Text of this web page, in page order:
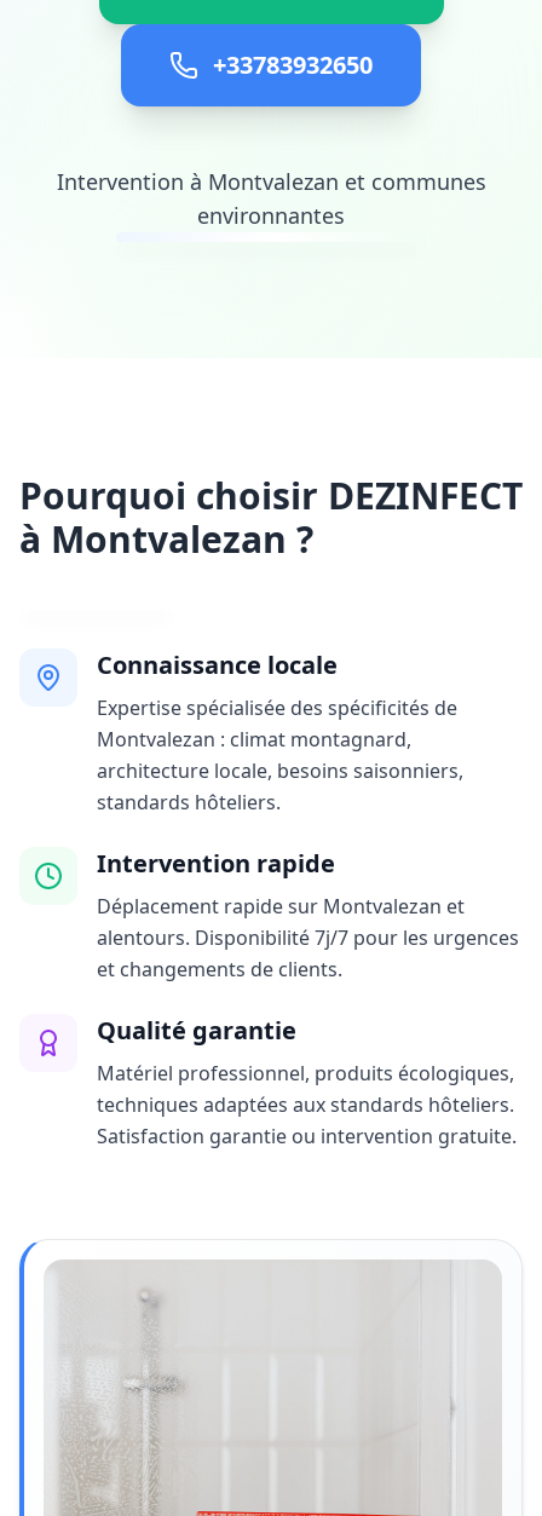
+33783932650
Intervention à Montvalezan et communes
environnantes
Pourquoi choisir DEZINFECT
à Montvalezan ?
Connaissance locale
Expertise spécialisée des spécificités de
Montvalezan : climat montagnard,
architecture locale, besoins saisonniers,
standards hôteliers.
Intervention rapide
Déplacement rapide sur Montvalezan et
alentours. Disponibilité 7j/7 pour les urgences
et changements de clients.
Qualité garantie
Matériel professionnel, produits écologiques,
techniques adaptées aux standards hôteliers.
Satisfaction garantie ou intervention gratuite.